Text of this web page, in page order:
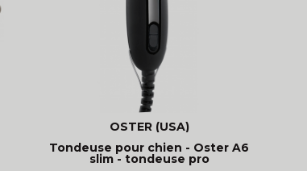
OSTER (USA)
Tondeuse pour chien - Oster A6
slim - tondeuse pro